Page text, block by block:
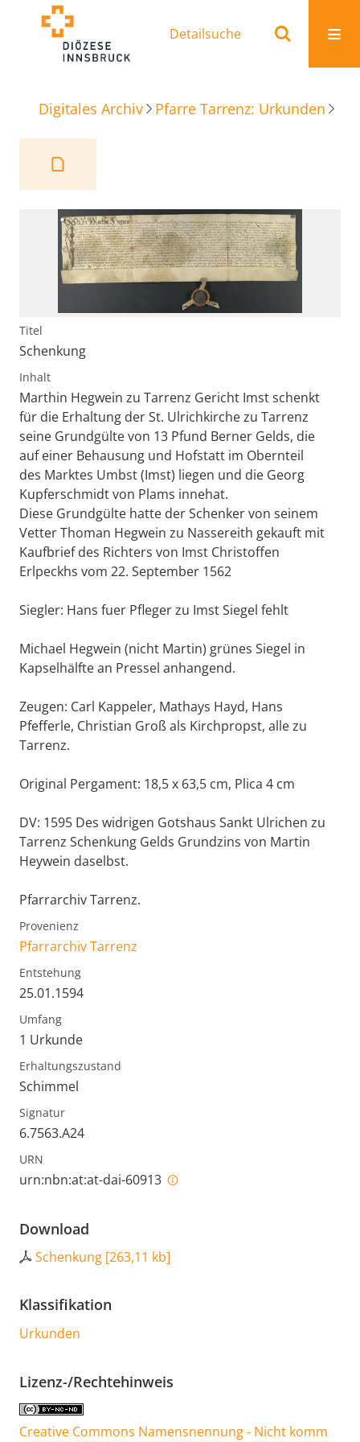
Detailsuche
Digitales Archiv Pfarre Tarrenz: Urkunden
Titel
Schenkung
Inhalt
Marthin Hegwein zu Tarrenz Gericht Imst schenkt
für die Erhaltung der St. Ulrichkirche zu Tarrenz
seine Grundgülte von 13 Pfund Berner Gelds, die
auf einer Behausung und Hofstatt im Obernteil
des Marktes Umbst (Imst) liegen und die Georg
Kupferschmidt von Plams innehat.
Diese Grundgülte hatte der Schenker von seinem
Vetter Thoman Hegwein zu Nassereith gekauft mit
Kaufbrief des Richters von Imst Christoffen
Erlpeckhs vom 22. September 1562
Siegler: Hans fuer Pfleger zu Imst Siegel fehlt
Michael Hegwein (nicht Martin) grünes Siegel in
Kapselhälfte an Pressel anhangend.
Zeugen: Carl Kappeler, Mathays Hayd, Hans
Pfefferle, Christian Groß als Kirchpropst, alle zu
Tarrenz.
Original Pergament: 18,5 x 63,5 cm, Plica 4 cm
DV: 1595 Des widrigen Gotshaus Sankt Ulrichen zu
Tarrenz Schenkung Gelds Grundzins von Martin
Heywein daselbst.
Pfarrarchiv Tarrenz.
Provenienz
Pfarrarchiv Tarrenz
Entstehung
25.01.1594
Umfang
1 Urkunde
Erhaltungszustand
Schimmel
Signatur
6.7563.A24
URN
urn:nbn:at:at-dai-60913
Download
Schenkung [263,11 kb]
Klassifikation
Urkunden
Lizenz-/Rechtehinweis
Creative Commons Namensnennung - Nicht komm